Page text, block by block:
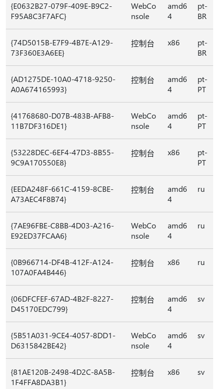
{E0632B27-079F-409E-B9C2-
F95A8C3F7AFC}
WebCo
nsole
amd6
4
pt-
BR
{74D5015B-E7F9-4B7E-A129-
73F360E3A6EE}
控制台 x86
pt-
BR
{AD1275DE-10A0-4718-9250-
A0A674165993}
控制台
amd6
4
pt-
PT
{41768680-D07B-483B-AFB8-
11B7DF316DE1}
WebCo
nsole
amd6
4
pt-
PT
{53228DEC-6EF4-47D3-8B55-
9C9A170550E8}
控制台 x86
pt-
PT
{EEDA248F-661C-4159-8CBE-
A73AEC4F8B74}
控制台
amd6
4
ru
{7AE96FBE-C8BB-4D03-A216-
E92ED37FCAA6}
WebCo
nsole
amd6
4
ru
{0B966714-DF4B-412F-A124-
107A0FA4B446}
控制台 x86 ru
{06DFCFEF-67AD-4B2F-8227-
D45170EDC799}
控制台
amd6
4
sv
{5B51A031-9CE4-4057-8DD1-
D6315842BE42}
WebCo
nsole
amd6
4
sv
{81AE120B-2498-4D2C-8A5B-
1F4FFA8DA3B1}
控制台 x86 sv